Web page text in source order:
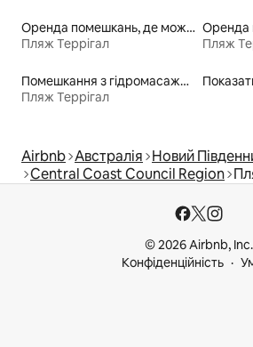
Оренда помешкань, де можна перебувати з домашніми тваринами
Пляж Террігал
Оренда
Пляж
Помешкання з гідромасажною ванною
Пляж Террігал
Airbnb Австралія Новий
Central Coast Council Region
© 2026 Airbnb, Inc.
Конфіденційність